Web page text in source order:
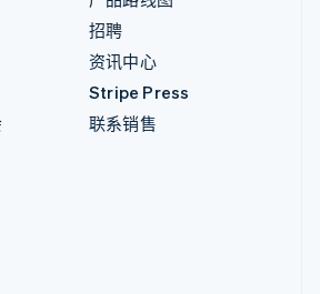
招聘
资讯中心
Stripe Press
联系销售